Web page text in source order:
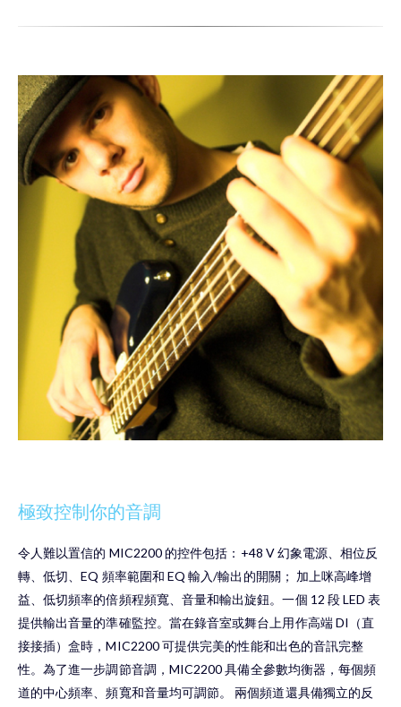
極致控制你的音調
令人難以置信的 MIC2200 的控件包括：+48 V 幻象電源、相位反
轉、低切、EQ 頻率範圍和 EQ 輸入/輸出的開關； 加上咪高峰增
益、低切頻率的倍頻程頻寬、音量和輸出旋鈕。一個 12 段 LED 表
提供輸出音量的準確監控。當在錄音室或舞台上用作高端 DI（直
接接插）盒時，MIC2200 可提供完美的性能和出色的音訊完整
性。為了進一步調節音調，MIC2200 具備全參數均衡器，每個頻
道的中心頻率、頻寬和音量均可調節。 兩個頻道還具備獨立的反